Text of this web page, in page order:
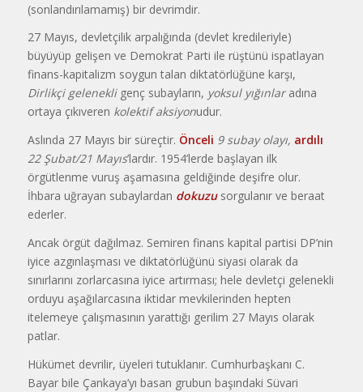
(sonlandırılamamış) bir devrimdir.
27 Mayıs, devletçilik arpalığında (devlet kredileriyle)
büyüyüp gelişen ve Demokrat Parti ile rüştünü ispatlayan
finans-kapitalizm soygun talan diktatörlüğüne karşı,
Dirlikçi gelenekligenç subayların, yoksul yığınlaradına
ortaya çıkıveren kolektif aksiyonudur.
Aslında 27 Mayıs bir süreçtir. Önceli 9 subay olayı, ardılı
22 Şubat/21 Mayıs’lardır. 1954’lerde başlayan ilk
örgütlenme vuruş aşamasına geldiğinde deşifre olur.
İhbara uğrayan subaylardan dokuzusorgulanır ve beraat
ederler.
Ancak örgüt dağılmaz. Semiren finans kapital partisi DP’nin
iyice azgınlaşması ve diktatörlüğünü siyasi olarak da
sınırlarını zorlarcasına iyice artırması; hele devletçi gelenekli
orduyu aşağılarcasına iktidar mevkilerinden hepten
itelemeye çalışmasının yarattığı gerilim 27 Mayıs olarak
patlar.
Hükümet devrilir, üyeleri tutuklanır. Cumhurbaşkanı C.
Bayar bile Çankaya’yı basan grubun başındaki Süvari